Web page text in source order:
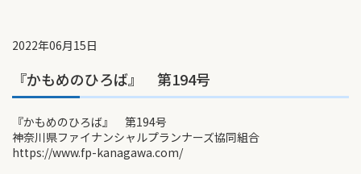
2022年06月15日
『かもめのひろば』 第194号
『かもめのひろば』 第194号
神奈川県ファイナンシャルプランナーズ協同組合
https://www.fp-kanagawa.com/